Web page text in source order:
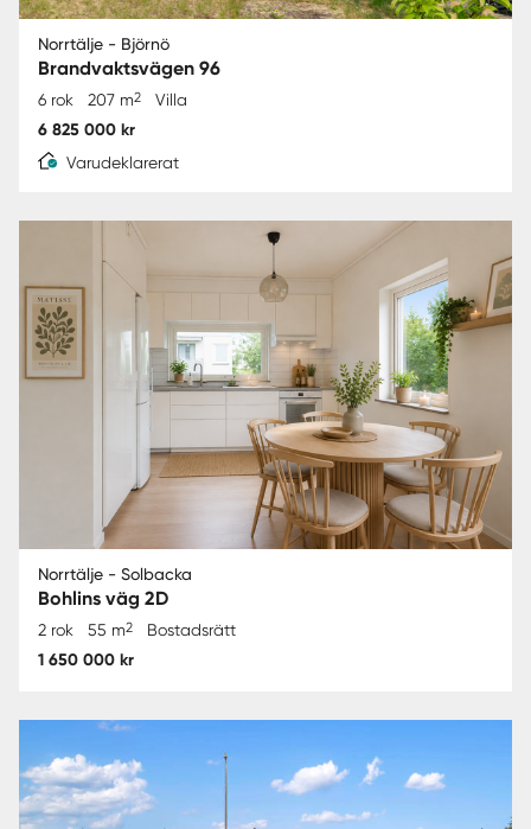
Norrtälje - Björnö
Brandvaktsvägen 96
6 rok 207 m2 Villa
6 825 000 kr
Varudeklarerat
Norrtälje - Solbacka
Bohlins väg 2D
2 rok 55 m2 Bostadsrätt
1 650 000 kr